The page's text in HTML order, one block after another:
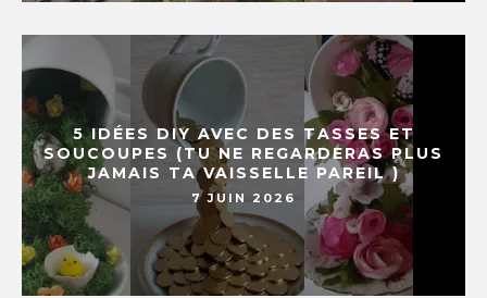
5 IDÉES DIY AVEC DES TASSES ET
SOUCOUPES (TU NE REGARDERAS PLUS
JAMAIS TA VAISSELLE PAREIL )
7 JUIN 2026